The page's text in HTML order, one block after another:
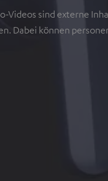
Videos sind externe
Dabei können